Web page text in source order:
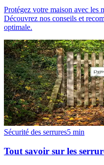
Protégez votre maison avec les
Découvrez nos conseils et
optimale.
Sécurité des serrures5 min
Tout savoir sur les